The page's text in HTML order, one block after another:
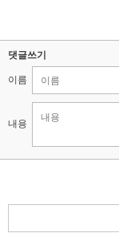
댓글쓰기
이름
내용